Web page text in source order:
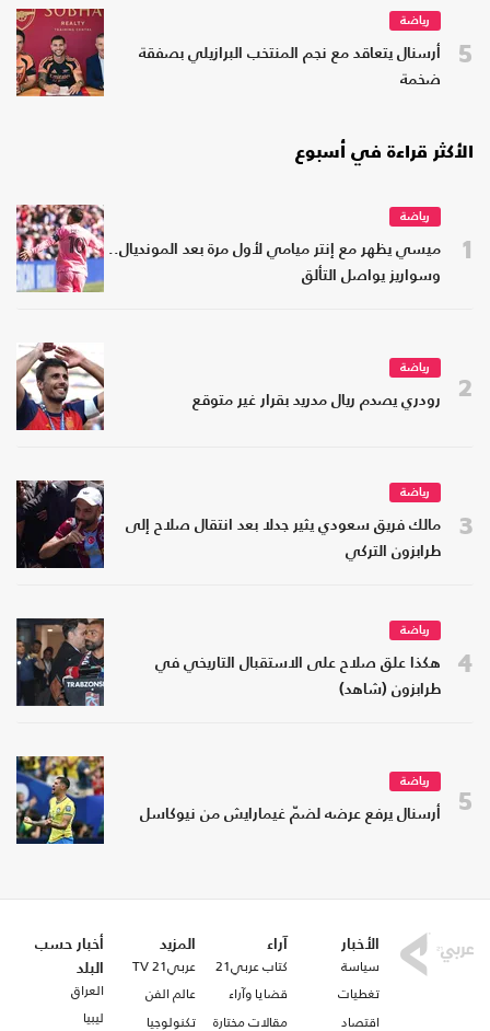
5
رياضة
أرسنال يتعاقد مع نجم المنتخب البرازيلي بصفقة
ضخمة
الأكثر قراءة في أسبوع
1
رياضة
ميسي يظهر مع إنتر ميامي لأول مرة بعد المونديال..
وسواريز يواصل التألق
2
رياضة
رودري يصدم ريال مدريد بقرار غير متوقع
3
رياضة
مالك فريق سعودي يثير جدلا بعد انتقال صلاح إلى
طرابزون التركي
4
رياضة
هكذا علق صلاح على الاستقبال التاريخي في
طرابزون (شاهد)
5
رياضة
أرسنال يرفع عرضه لضمّ غيمارايش من نيوكاسل
الأخبار
سياسة
تغطيات
اقتصاد
آراء
كتاب عربي21
قضايا وآراء
مقالات مختارة
المزيد
عربي21 TV
عالم الفن
تكنولوجيا
أخبار حسب
البلد
العراق
ليبيا